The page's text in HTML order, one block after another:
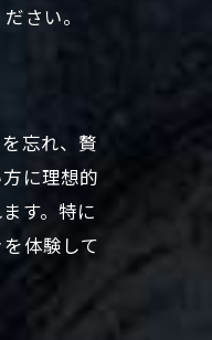
さい。
忘れ、贅
に理想的
す。特に
体験して